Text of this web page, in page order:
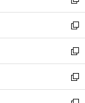
ウ
で
開
く
ン
ド
ウ
で
開
く
ウ
ィ
ン
ド
ウ
で
開
し
い
ウ
ィ
ン
ド
ウ
新
し
い
ウ
ィ
ン
新
し
い
ウ
新
し